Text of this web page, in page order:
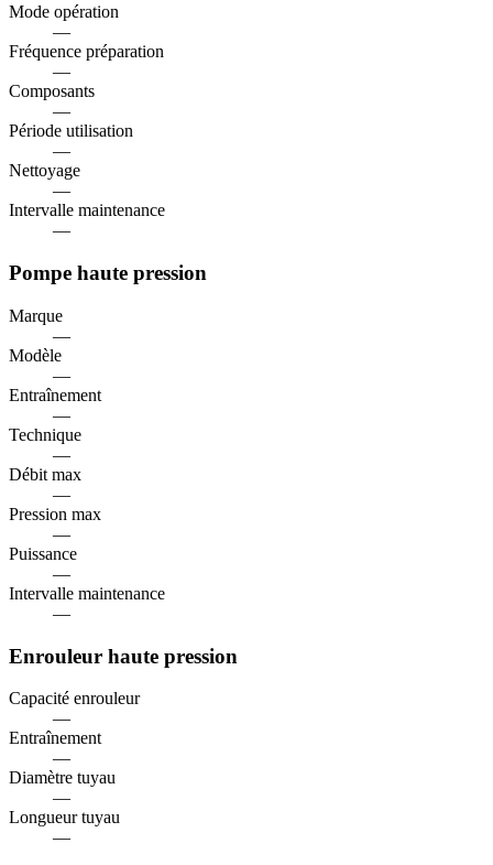
Mode opération
—
Fréquence préparation
—
Composants
—
Période utilisation
—
Nettoyage
—
Intervalle maintenance
—
Pompe haute pression
Marque
—
Modèle
—
Entraînement
—
Technique
—
Débit max
—
Pression max
—
Puissance
—
Intervalle maintenance
—
Enrouleur haute pression
Capacité enrouleur
—
Entraînement
—
Diamètre tuyau
—
Longueur tuyau
—